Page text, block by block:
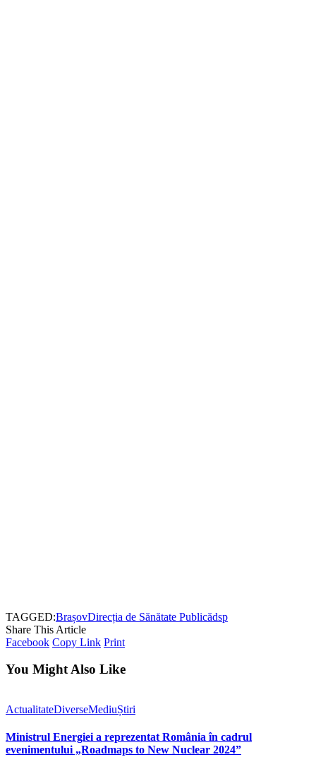
TAGGED:BrașovDirecția de Sănătate Publicădsp
Share This Article
Facebook Copy Link Print
You Might Also Like
ActualitateDiverseMediuȘtiri
Ministrul Energiei a reprezentat România în cadrul
evenimentului „Roadmaps to New Nuclear 2024”